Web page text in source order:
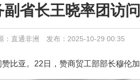
副省长王晓率团访
：直通非洲 发布：2025-10-29 00:35
比亚。22日，赞商贸工部部长穆伦加